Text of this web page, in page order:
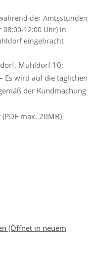
der Amtsstunden
08:00-12:00 Uhr) in
eingebracht
Mühldorf 10;
Es wird auf die täglichen
der Kundmachung
(PDF max. 20MB)
(Öffnet in neuem